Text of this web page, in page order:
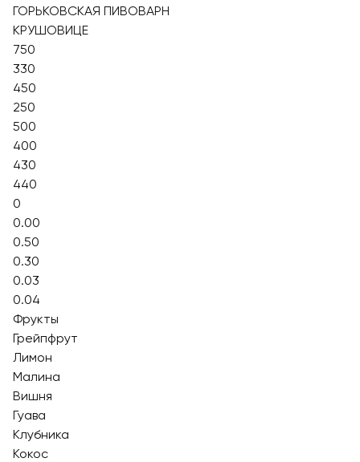
ГОРЬКОВСКАЯ ПИВОВАРН
КРУШОВИЦЕ
750
330
450
250
500
400
430
440
0
0.00
0.50
0.30
0.03
0.04
Фрукты
Грейпфрут
Лимон
Малина
Вишня
Гуава
Клубника
Кокос